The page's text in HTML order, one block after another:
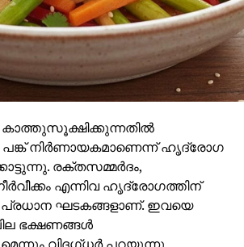
318(4) ഐടി ആക്ടിലെ വിവിധ
കേസുകള്‍ രജിസ്റ്റര്‍ ചെയ്തു.
അക്കൗണ്ടുകള്‍ കണ്ടെത്താന്‍
ബാങ്കുകളുമായി പൊലീസ്
എഡിസിപി (സൈബര്‍ & ക്രൈം)
നിര്‍ണായകമാണെന്ന് ഹൃദ്രോഗ
രക്തസമ്മര്‍ദം,
എന്നിവ ഹൃദ്രോഗത്തിന്
ഘടകങ്ങളാണ്. ഇവയെ
ഭക്ഷണങ്ങള്‍